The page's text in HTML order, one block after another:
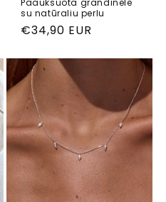
Paauksuota grandinėlė
su natūraliu perlu
Reguliari
€34,90 EUR